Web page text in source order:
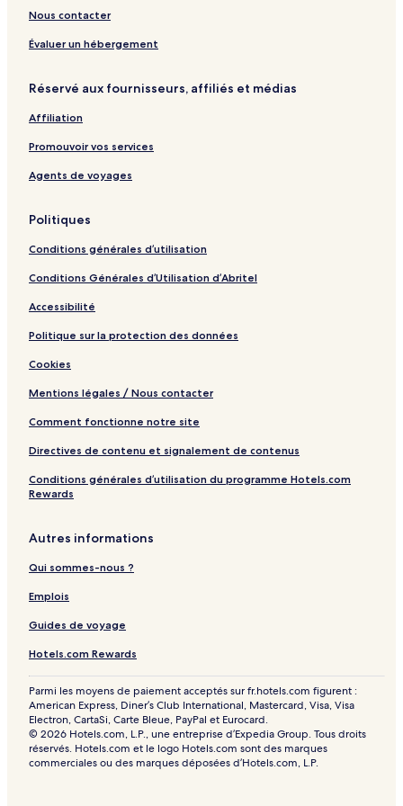
f
l
a
y
n
o
l
a
o
i
n
g
n
e
u
I
t
a
l
m
n
y
o
n
d
e
u
I
t
a
l
Nous contacter
Évaluer un hébergement
Réservé aux fournisseurs, affiliés et médias
Affiliation
Promouvoir vos services
Agents de voyages
Politiques
Conditions générales d’utilisation
Conditions Générales d’Utilisation d’Abritel
Accessibilité
Politique sur la protection des données
Cookies
Mentions légales / Nous contacter
Comment fonctionne notre site
Directives de contenu et signalement de contenus
Conditions générales d’utilisation du programme Hotels.com
Rewards
Autres informations
Qui sommes-nous ?
Emplois
Guides de voyage
Hotels.com Rewards
Parmi les moyens de paiement acceptés sur fr.hotels.com figurent :
American Express, Diner’s Club International, Mastercard, Visa, Visa
Electron, CartaSi, Carte Bleue, PayPal et Eurocard.
© 2026 Hotels.com, L.P., une entreprise d’Expedia Group. Tous droits
réservés. Hotels.com et le logo Hotels.com sont des marques
commerciales ou des marques déposées d’Hotels.com, L.P.